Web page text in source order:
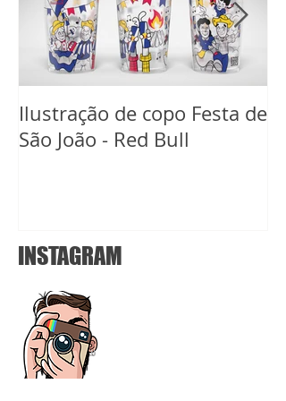
INSTAGRAM
Ilustração de copo Festa de
São João - Red Bull